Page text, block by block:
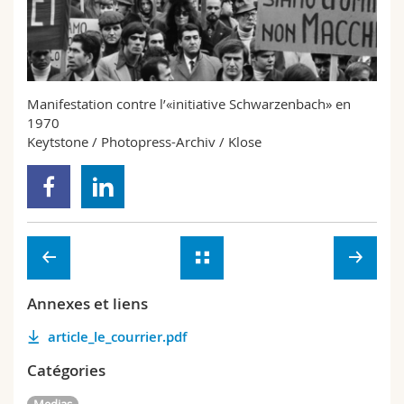
Sciences et médecine
Interfacultaire
Collaborateurs
Doctorants
Webmail
Programme des cours
MyUnifr
Manifestation contre l’«initiative Schwarzenbach» en
1970
Keytstone / Photopress-Archiv / Klose
Annexes et liens
article_le_courrier.pdf
Catégories